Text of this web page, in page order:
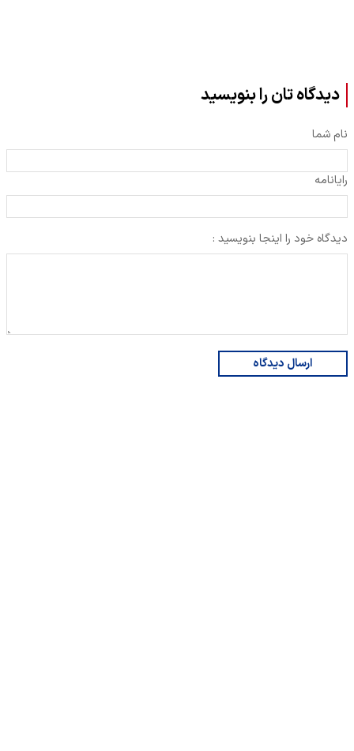
دیدگاه تان را بنویسید
نام شما
رایانامه
دیدگاه خود را اینجا بنویسید :
ارسال دیدگاه